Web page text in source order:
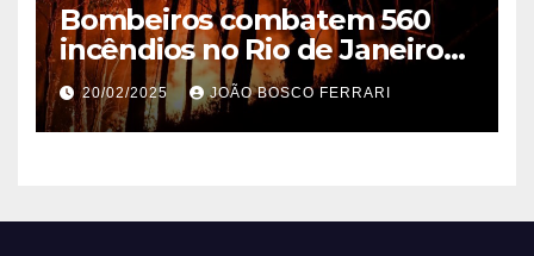
Bombeiros combatem 560
incêndios no Rio de Janeiro
em 2025
20/02/2025 JOÃO BOSCO FERRARI